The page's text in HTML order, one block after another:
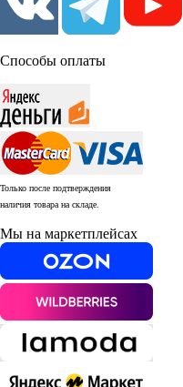
Способы оплаты
Только после подтверждения
наличия товара на складе.
Мы на маркетплейсах